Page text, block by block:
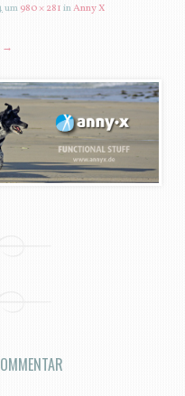
um980 × 281inAnny X
→